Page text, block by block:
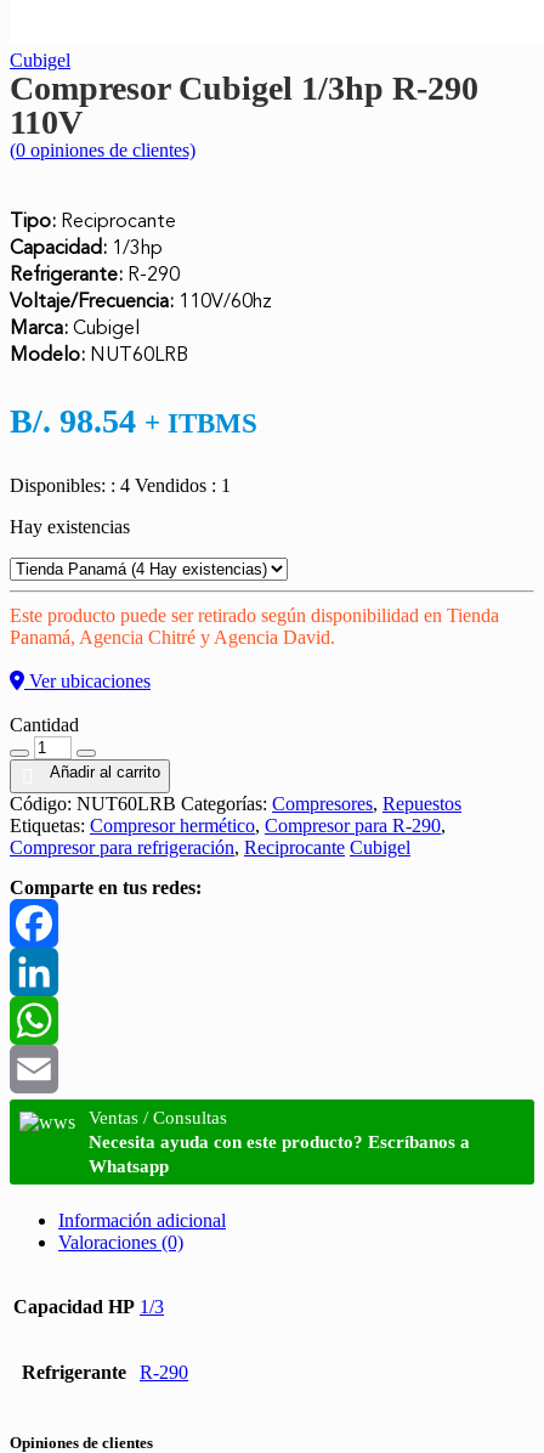
Cubigel
Compresor Cubigel 1/3hp R-290
110V
(0 opiniones de clientes)
Tipo: Reciprocante
Capacidad: 1/3hp
Refrigerante: R-290
Voltaje/Frecuencia: 110V/60hz
Marca:Cubigel
Modelo: NUT60LRB
B/. 98.54 + ITBMS
Disponibles: : 4 Vendidos : 1
Hay existencias
Este producto puede ser retirado según disponibilidad en Tienda
Panamá, Agencia Chitré y Agencia David.
Ver ubicaciones
Cantidad
Añadir al carrito
Código: NUT60LRB Categorías: Compresores, Repuestos
Etiquetas: Compresor hermético, Compresor para R-290,
Compresor para refrigeración, Reciprocante Cubigel
Comparte en tus redes:
Facebook
LinkedIn
WhatsApp
Email
Ventas / Consultas
Necesita ayuda con este producto? Escríbanos a
Whatsapp
Información adicional
Valoraciones (0)
Capacidad HP 1/3
Refrigerante R-290
Opiniones de clientes